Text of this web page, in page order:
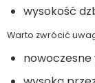
wysokość
Warto zwrócić